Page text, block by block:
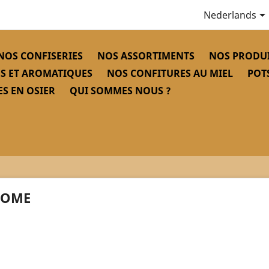
Nederlands
CONFISERIES NOS ASSORTIMENTS
NOS
ET AROMATIQUES
NOS CONFITURES AU MIEL
EN OSIER
QUI SOMMES NOUS ?